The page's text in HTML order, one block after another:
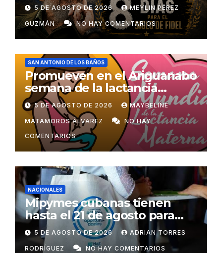
5 DE AGOSTO DE 2026 MEYLIN PÉREZ
GUZMÁN NO HAY COMENTARIOS
SAN ANTONIO DE LOS BAÑOS
Promueven en el Ariguanabo
semana de la lactancia
materna
5 DE AGOSTO DE 2026 MAYBELINE
MATAMOROS ÁLVAREZ
NO HAY
COMENTARIOS
NACIONALES
Mipymes cubanas tienen
hasta el 21 de agosto para
postular a programa que las
ayudará a exportar
5 DE AGOSTO DE 2026 ADRIAN TORRES
RODRÍGUEZ NO HAY COMENTARIOS